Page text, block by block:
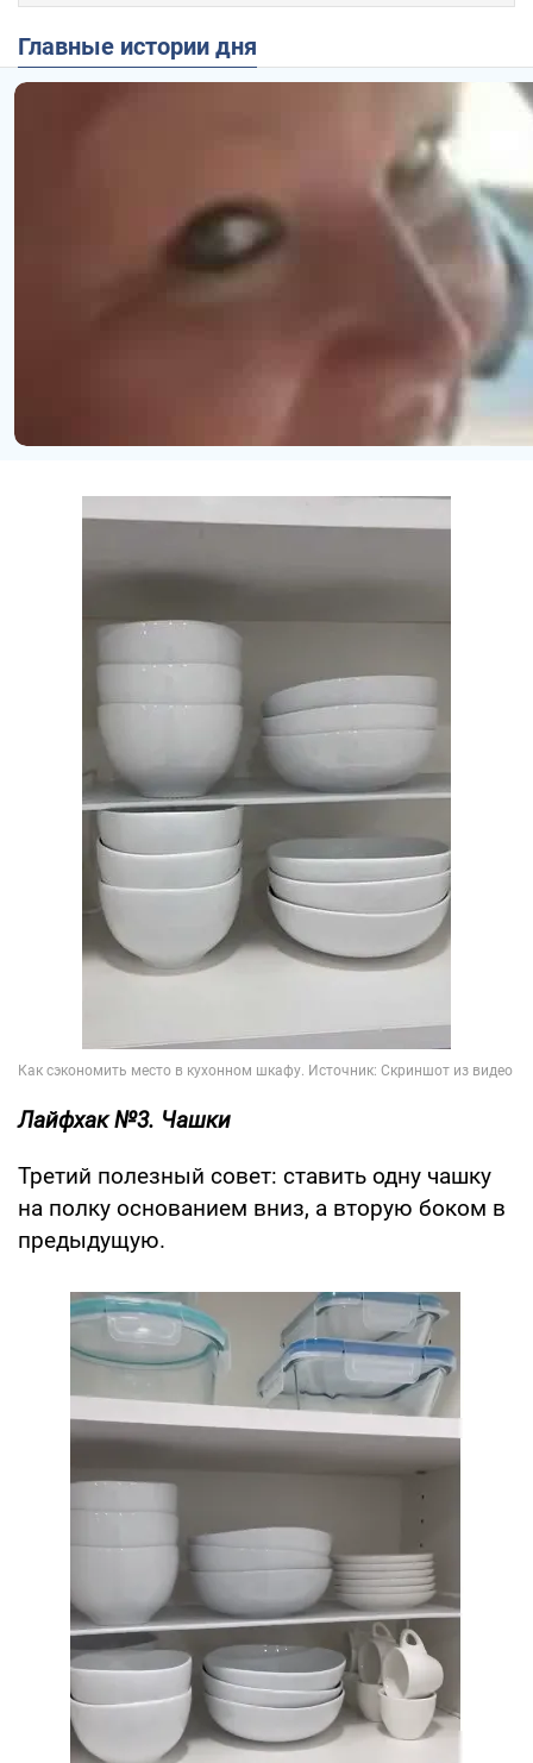
Главные истории дня
Лайфхак №3. Чашки
Третий полезный совет: ставить одну чашку
на полку основанием вниз, а вторую боком в
предыдущую.